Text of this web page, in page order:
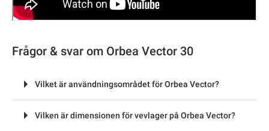
Frågor & svar om Orbea Vector 30
Vilket är användningsområdet för Orbea Vector?
Vilken är dimensionen för vevlager på Orbea Vector?